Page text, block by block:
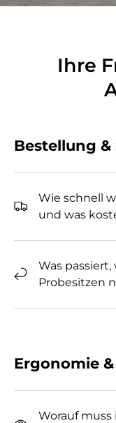
Ihre
Bestellung &
Wie schnell
und was
Was
Probesitzen
Ergonomie
Worauf